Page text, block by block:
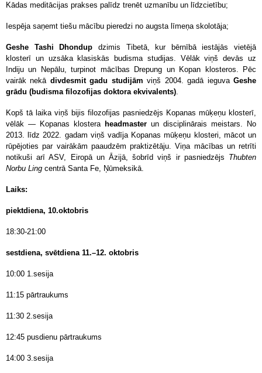
Kādas meditācijas prakses palīdz trenēt uzmanību un līdzcietību;
Iespēja saņemt tiešu mācību pieredzi no augsta līmeņa skolotāja;
Geshe Tashi Dhondup dzimis Tibetā, kur bērnībā iestājās vietējā
klosterī un uzsāka klasiskās budisma studijas. Vēlāk viņš devās uz
Indiju un Nepālu, turpinot mācības Drepung un Kopan klosteros. Pēc
vairāk nekā divdesmit gadu studijām viņš 2004. gadā ieguvaGeshe
grādu (budisma filozofijas doktora ekvivalents).
Kopš tā laika viņš bijis filozofijas pasniedzējs Kopanas mūķeņu klosterī,
vēlāk — Kopanas klostera headmaster un disciplinārais meistars. No
2013. līdz 2022. gadam viņš vadīja Kopanas mūķeņu klosteri, mācot un
rūpējoties par vairākām paaudzēm praktizētāju. Viņa mācības un retrīti
notikuši arī ASV, Eiropā un Āzijā, šobrīd viņš ir pasniedzējs Thubten
Norbu Ling centrā Santa Fe, Ņūmeksikā.
Laiks:
piektdiena, 10.oktobris
18:30-21:00
sestdiena, svētdiena 11.–12. oktobris
10:00 1.sesija
11:15 pārtraukums
11:30 2.sesija
12:45 pusdienu pārtraukums
14:00 3.sesija